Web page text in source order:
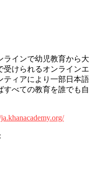
ラインで幼児教育から大
受けられるオンラインエ
ティアにより一部日本語
すべての教育を誰でも自